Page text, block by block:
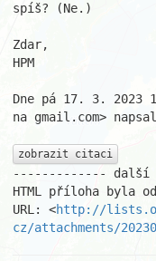
spíš? (Ne.)
Zdar,
HPM
Dne pá 17. 3. 2023
na gmail.com>
zobrazit citaci
------------- další
HTML příloha byla
URL: <http://
cz/attachments/